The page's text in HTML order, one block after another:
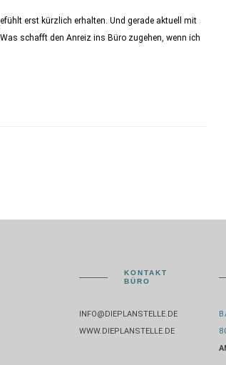
erst kürzlich erhalten. Und gerade aktuell mit
schafft den Anreiz ins Büro zugehen, wenn ich
KONTAKT
BÜRO
INFO@DIEPLANSTELLE.DE
WWW.DIEPLANSTELLE.DE